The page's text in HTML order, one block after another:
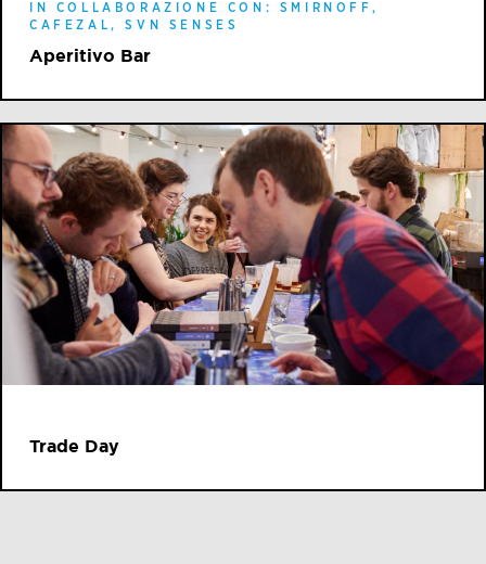
IN COLLABORAZIONE CON: SMIRNOFF,
CAFEZAL, SVN SENSES
Aperitivo Bar
Trade Day